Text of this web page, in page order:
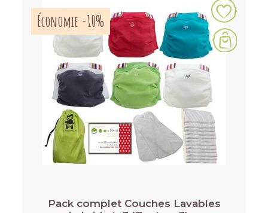
Économie -10%
Pack complet Couches Lavables